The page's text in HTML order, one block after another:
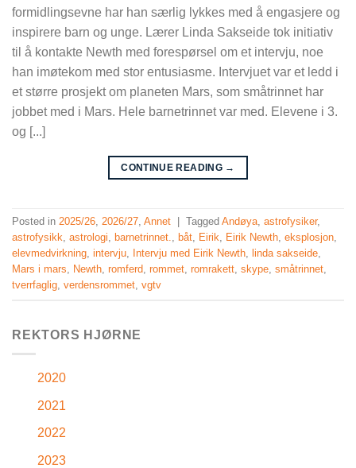
formidlingsevne har han særlig lykkes med å engasjere og
inspirere barn og unge. Lærer Linda Sakseide tok initiativ
til å kontakte Newth med forespørsel om et intervju, noe
han imøtekom med stor entusiasme. Intervjuet var et ledd i
et større prosjekt om planeten Mars, som småtrinnet har
jobbet med i Mars. Hele barnetrinnet var med. Elevene i 3.
og [...]
CONTINUE READING →
Posted in 2025/26 2026/27 Annet Tagged Andøya astrofysiker,
astrofysikk astrologi barnetrinnet. båt Eirik Eirik Newth eksplosjon
elevmedvirkning intervju Intervju med Eirik Newth linda sakseide
Mars i mars
Newth romferd rommet romrakett skype småtrinnet
tverrfaglig verdensrommet vgtv
REKTORS HJØRNE
2020
2021
2022
2023